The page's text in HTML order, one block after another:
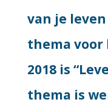
van je
thema voor
2018 is
thema is